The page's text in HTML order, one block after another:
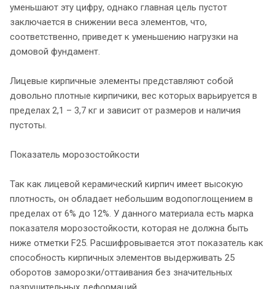
уменьшают эту цифру, однако главная цель пустот
заключается в снижении веса элементов, что,
соответственно, приведет к уменьшению нагрузки на
домовой фундамент.
Лицевые кирпичные элементы представляют собой
довольно плотные кирпичики, вес которых варьируется в
пределах 2,1 – 3,7 кг и зависит от размеров и наличия
пустоты.
Показатель морозостойкости
Так как лицевой керамический кирпич имеет высокую
плотность, он обладает небольшим водопоглощением в
пределах от 6% до 12%. У данного материала есть марка
показателя морозостойкости, которая не должна быть
ниже отметки F25. Расшифровывается этот показатель как
способность кирпичных элементов выдерживать 25
оборотов заморозки/оттаивания без значительных